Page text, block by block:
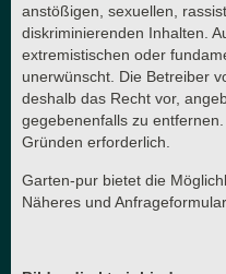
anstößigen, sexuellen,
diskriminierenden Inhalten.
extremistischen oder
unerwünscht. Die Betreiber
deshalb das Recht vor,
gegebenenfalls zu
Gründen erforderlich.
Garten-pur bietet die
Näheres und Anfrageformular